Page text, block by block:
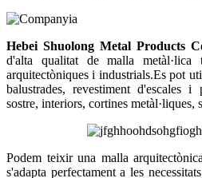
Hebei Shuolong Metal Products
d'alta qualitat de malla
arquitectòniques i industrials.Es pot
balustrades, revestiment d'escales i
sostre, interiors, cortines metàl·liques,
Podem teixir una malla
s'adapta perfectament a les